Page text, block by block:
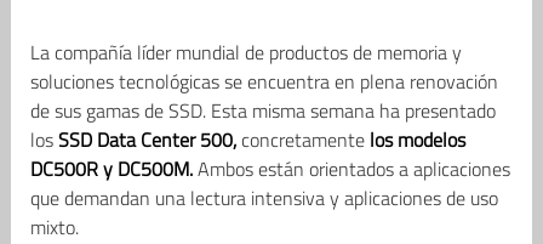
La compañía líder mundial de productos de memoria y
soluciones tecnológicas se encuentra en plena renovación
de sus gamas de SSD. Esta misma semana ha presentado
losSSD Data Center 500,concretamentelos modelos
DC500R y DC500M.Ambos están orientados a aplicaciones
que demandan una lectura intensiva y aplicaciones de uso
mixto.